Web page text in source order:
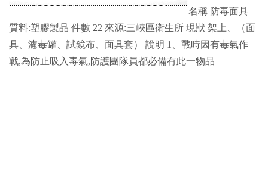
名稱 防毒面具
質料:塑膠製品 件數 22 來源:三峽區衛生所 現狀 架上、（面
具、濾毒罐、試鏡布、面具套） 說明 1、戰時因有毒氣作
戰,為防止吸入毒氣,防護團隊員都必備有此一物品